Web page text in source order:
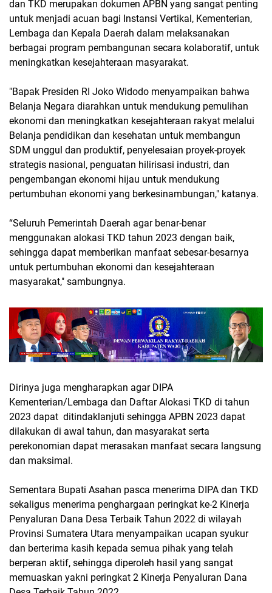
dan TKD merupakan dokumen APBN yang sangat penting
untuk menjadi acuan bagi Instansi Vertikal, Kementerian,
Lembaga dan Kepala Daerah dalam melaksanakan
berbagai program pembangunan secara kolaboratif, untuk
meningkatkan kesejahteraan masyarakat.
"Bapak Presiden RI Joko Widodo menyampaikan bahwa
Belanja Negara diarahkan untuk mendukung pemulihan
ekonomi dan meningkatkan kesejahteraan rakyat melalui
Belanja pendidikan dan kesehatan untuk membangun
SDM unggul dan produktif, penyelesaian proyek-proyek
strategis nasional, penguatan hilirisasi industri, dan
pengembangan ekonomi hijau untuk mendukung
pertumbuhan ekonomi yang berkesinambungan," katanya.
“Seluruh Pemerintah Daerah agar benar-benar
menggunakan alokasi TKD tahun 2023 dengan baik,
sehingga dapat memberikan manfaat sebesar-besarnya
untuk pertumbuhan ekonomi dan kesejahteraan
masyarakat," sambungnya.
Dirinya juga mengharapkan agar DIPA
Kementerian/Lembaga dan Daftar Alokasi TKD di tahun
2023 dapat ditindaklanjuti sehingga APBN 2023 dapat
dilakukan di awal tahun, dan masyarakat serta
perekonomian dapat merasakan manfaat secara langsung
dan maksimal.
Sementara Bupati Asahan pasca menerima DIPA dan TKD
sekaligus menerima penghargaan peringkat ke-2 Kinerja
Penyaluran Dana Desa Terbaik Tahun 2022 di wilayah
Provinsi Sumatera Utara menyampaikan ucapan syukur
dan berterima kasih kepada semua pihak yang telah
berperan aktif, sehingga diperoleh hasil yang sangat
memuaskan yakni peringkat 2 Kinerja Penyaluran Dana